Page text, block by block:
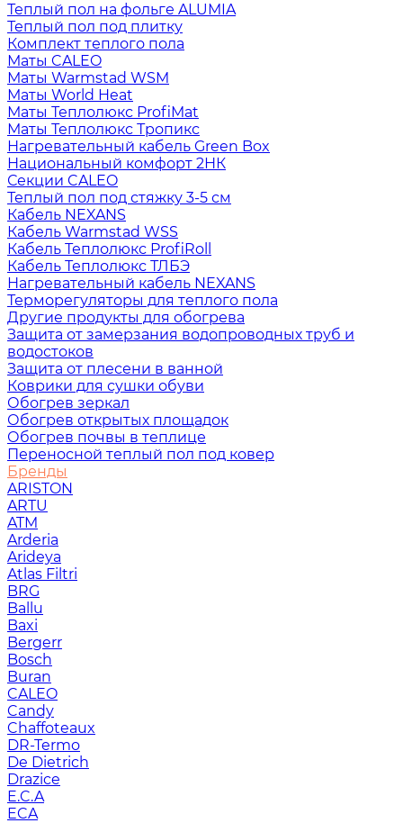
Теплый пол на фольге ALUMIA
Теплый пол под плитку
Комплект теплого пола
Маты CALEO
Маты Warmstad WSM
Маты World Heat
Маты Теплолюкс ProfiMat
Маты Теплолюкс Тропикс
Нагревательный кабель Green Box
Национальный комфорт 2НК
Секции CALEO
Теплый пол под стяжку 3-5 см
Кабель NEXANS
Кабель Warmstad WSS
Кабель Теплолюкс ProfiRoll
Кабель Теплолюкс ТЛБЭ
Нагревательный кабель NEXANS
Терморегуляторы для теплого пола
Другие продукты для обогрева
Защита от замерзания водопроводных труб и
водостоков
Защита от плесени в ванной
Коврики для сушки обуви
Обогрев зеркал
Обогрев открытых площадок
Обогрев почвы в теплице
Переносной теплый пол под ковер
Бренды
ARISTON
ARTU
ATM
Arderia
Arideya
Atlas Filtri
BRG
Ballu
Baxi
Bergerr
Bosch
Buran
CALEO
Candy
Chaffoteaux
DR-Termo
De Dietrich
Drazice
E.C.A
ECA